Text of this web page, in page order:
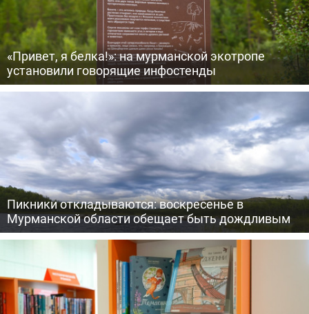
«Привет, я белка!»: на мурманской экотропе
установили говорящие инфостенды
Пикники откладываются: воскресенье в
Мурманской области обещает быть дождливым